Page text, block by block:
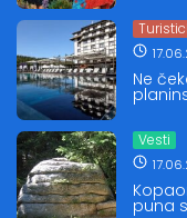
Ne
Vesti
puna